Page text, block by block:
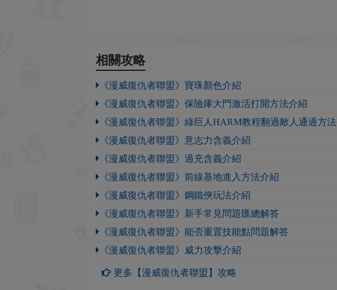
相關攻略
《漫威復仇者聯盟》寶珠顏色介紹
《漫威復仇者聯盟》保險庫大門激活打開方法介紹
《漫威復仇者聯盟》綠巨人HARM教程翻過敵人通過方法
《漫威復仇者聯盟》意志力含義介紹
《漫威復仇者聯盟》過充含義介紹
《漫威復仇者聯盟》前線基地進入方法介紹
《漫威復仇者聯盟》鋼鐵俠玩法介紹
《漫威復仇者聯盟》新手常見問題匯總解答
《漫威復仇者聯盟》能否重置技能點問題解答
《漫威復仇者聯盟》威力攻擊介紹
更多【漫威復仇者聯盟】攻略